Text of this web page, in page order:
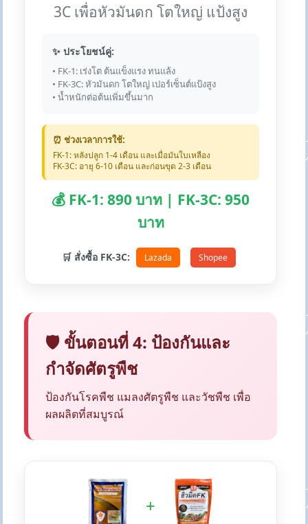
3C เพื่อหัวมันดก โตใหญ่ แป้งสูง
✨ ประโยชน์คู่:
• FK-1: เร่งโต ต้นแข็งแรง ทนแล้ง
• FK-3C: หัวมันดก โตใหญ่ เปอร์เซ็นต์แป้งสูง
• น้ำหนักต่อต้นเพิ่มขึ้นมาก
⏰ ช่วงเวลาการใช้:
FK-1: หลังปลูก 1-4 เดือน และเมื่อมันใบเหลือง
FK-3C: อายุ 6-10 เดือน และก่อนขุด 2-3 เดือน
💰 FK-1: 890 บาท | FK-3C: 950
บาท
🛒 สั่งซื้อ FK-3C: Lazada Shopee
🛡️ ขั้นตอนที่ 4: ป้องกันและ
กำจัดศัตรูพืช
ป้องกันโรคพืช แมลงศัตรูพืช และวัชพืช เพื่อ
ผลผลิตที่สมบูรณ์
+